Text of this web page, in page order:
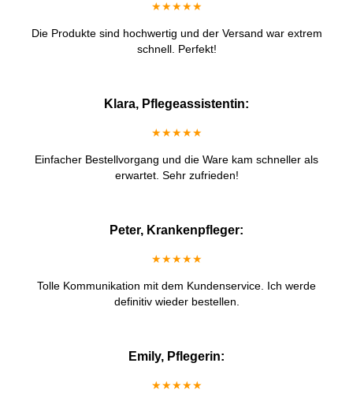
★★★★★
Die Produkte sind hochwertig und der Versand war extrem
schnell. Perfekt!
Klara, Pflegeassistentin:
★★★★★
Einfacher Bestellvorgang und die Ware kam schneller als
erwartet. Sehr zufrieden!
Peter, Krankenpfleger:
★★★★★
Tolle Kommunikation mit dem Kundenservice. Ich werde
definitiv wieder bestellen.
Emily, Pflegerin:
★★★★★